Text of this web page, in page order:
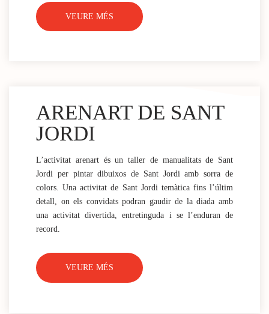
VEURE MÉS
ARENART DE SANT
JORDI
L’activitat arenart és un taller de manualitats de Sant
Jordi per pintar dibuixos de Sant Jordi amb sorra de
colors. Una activitat de Sant Jordi temàtica fins l’últim
detall, on els convidats podran gaudir de la diada amb
una activitat divertida, entretinguda i se l’enduran de
record.
VEURE MÉS